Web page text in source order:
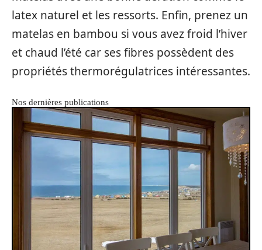
latex naturel et les ressorts. Enfin, prenez un
matelas en bambou si vous avez froid l’hiver
et chaud l’été car ses fibres possèdent des
propriétés thermorégulatrices intéressantes.
Nos dernières publications